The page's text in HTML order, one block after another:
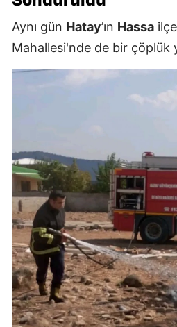
Aynı gün Hatay’ın Hassa
Mahallesi'nde de bir çöplük